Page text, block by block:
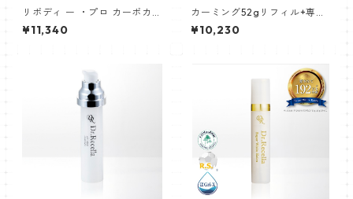
リボディ ー ・プロ カーボカッ
ト
¥11,340
カーミング52gリフィル+専用
ボトル
¥10,230